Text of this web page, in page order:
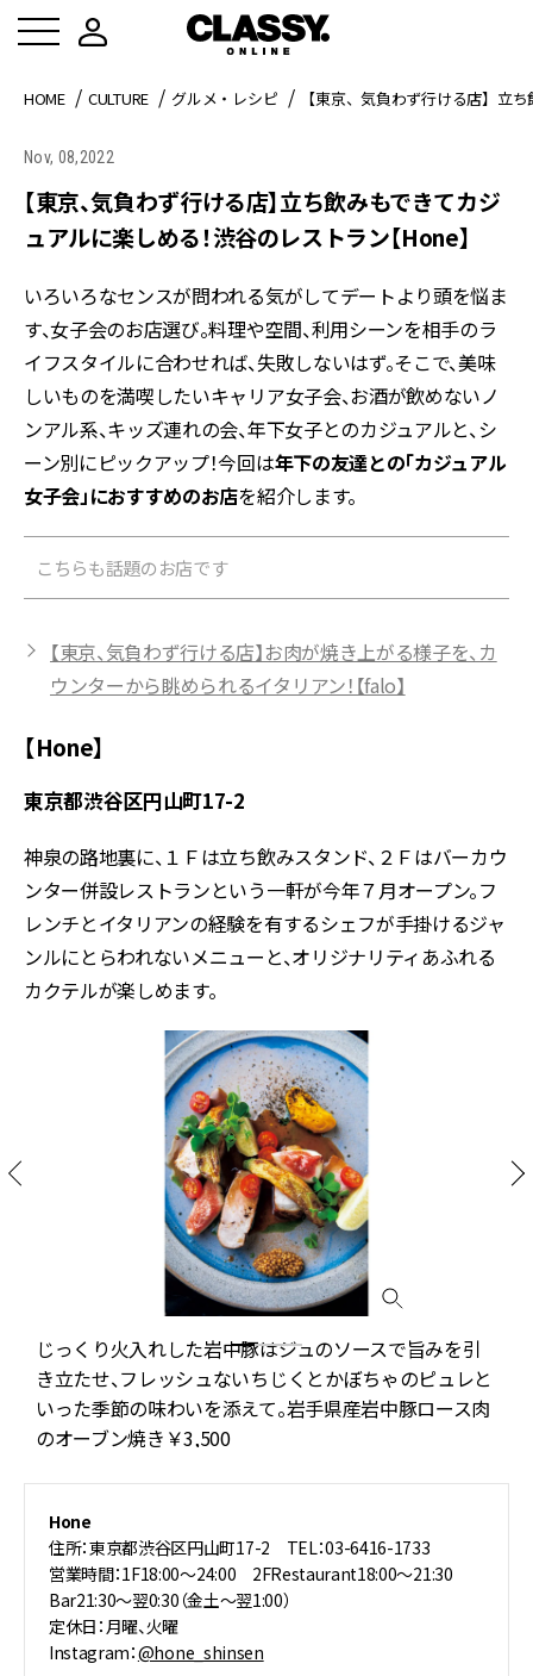
HOME CULTURE グルメ・レシピ 【東京、気負わず行ける店】立
Nov, 08,2022
【東京、気負わず行ける店】立ち飲みもできてカジ
ュアルに楽しめる！渋谷のレストラン【Hone】
いろいろなセンスが問われる気がしてデートより頭を悩ま
す、女子会のお店選び。料理や空間、利用シーンを相手のラ
イフスタイルに合わせれば、失敗しないはず。そこで、美味
しいものを満喫したいキャリア女子会、お酒が飲めないノ
ンアル系、キッズ連れの会、年下女子とのカジュアルと、シ
ーン別にピックアップ！今回は年下の友達との「カジュアル
女子会」におすすめのお店を紹介します。
こちらも話題のお店です
【東京、気負わず行ける店】お肉が焼き上がる様子を、カ
ウンターから眺められるイタリアン！【falo】
【Hone】
東京都渋谷区円山町17-2
神泉の路地裏に、１Ｆは立ち飲みスタンド、２Ｆはバーカウ
ンター併設レストランという一軒が今年７月オープン。フ
レンチとイタリアンの経験を有するシェフが手掛けるジャ
ンルにとらわれないメニューと、オリジナリティあふれる
カクテルが楽しめます。
じっくり火入れした岩中豚はジュのソースで旨みを引
き立たせ、フレッシュないちじくとかぼちゃのピュレと
いった季節の味わいを添えて。岩手県産岩中豚ロース肉
のオーブン焼き￥3,500
Hone
住所：東京都渋谷区円山町17-2 TEL：03-6416-1733
営業時間：1F18:00～24:00 2FRestaurant18:00～21:30
Bar21:30～翌0:30（金土～翌1:00）
定休日：月曜、火曜
Instagram：@hone_shinsen